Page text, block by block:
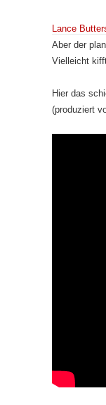
Lance
Aber der
Vielleicht
Hier das
(produziert